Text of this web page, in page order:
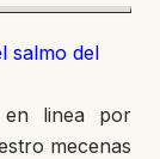
salmo del
en linea por
mecenas